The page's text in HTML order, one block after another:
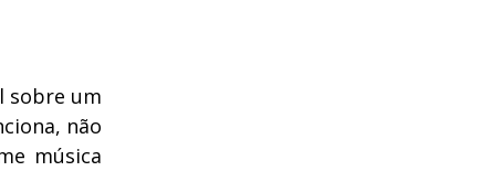
sobre um
não
música